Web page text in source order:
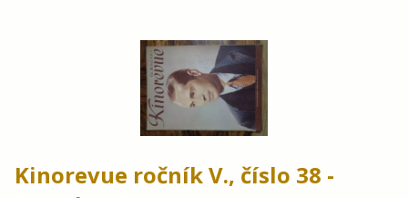
Kinorevue ročník V., číslo 38 -